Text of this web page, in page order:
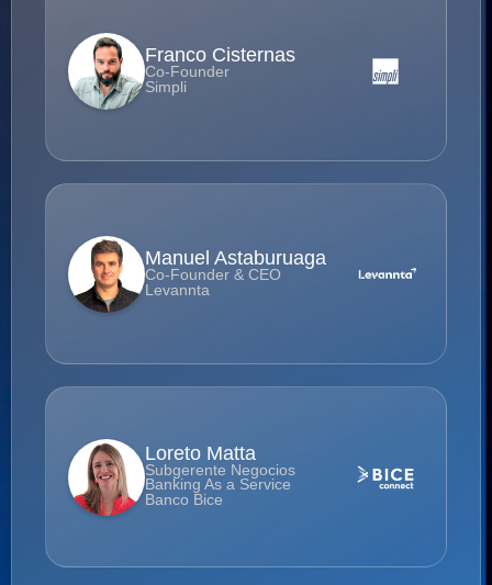
Franco Cisternas
Co-Founder
Simpli
Manuel Astaburuaga
Co-Founder & CEO
Levannta
Loreto Matta
Subgerente Negocios
Banking As a Service
Banco Bice